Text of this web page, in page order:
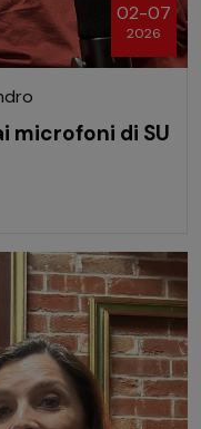
02-07
2026
microfoni di SU